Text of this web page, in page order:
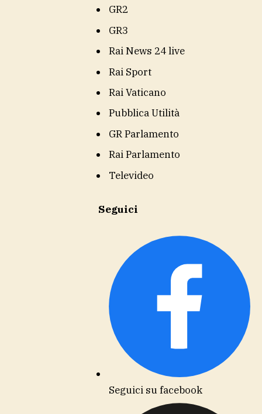
GR2
GR3
Rai News 24 live
Rai Sport
Rai Vaticano
Pubblica Utilità
GR Parlamento
Rai Parlamento
Televideo
Seguici
Seguici su facebook